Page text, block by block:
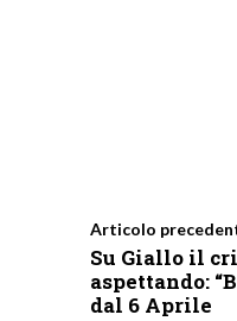
Articolo
Su Giallo il
aspettando:
dal 6 Aprile